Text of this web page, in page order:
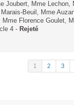
Joubert, Mme
Beuil, Mme
Mme Florence Goulet,
4 - Rejeté
1 2 3